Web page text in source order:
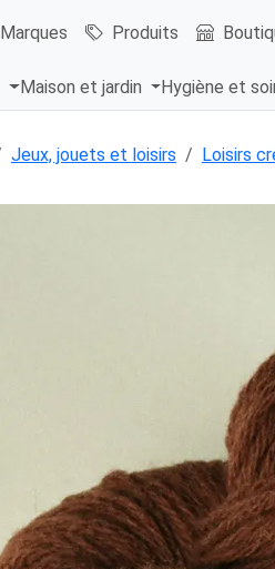
Marques Produits
Maison et jardin Hygiène et
Jeux, jouets et loisirs Loisirs